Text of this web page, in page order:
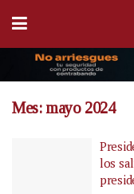
Mes:mayo 2024
los